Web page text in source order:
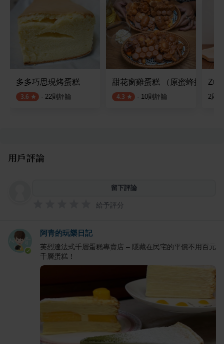
多多巧思現烤蛋糕
3.6 · 22則評論
甜花窗雞蛋糕 （原蜜蜂採花雞
4.3 · 10則評論 2則
用戶評論
留下評論
給予評分
阿青的玩樂日記
芙烈達法式千層蛋糕專賣店 – 隱藏在民宅的平價不用百元
千層蛋糕！